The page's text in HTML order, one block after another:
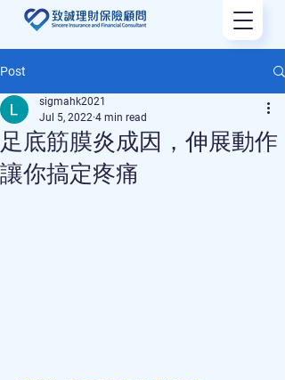
Post
足底筋膜炎成因，伸展動作
讓你搞定疼痛
sigmahk2021
Jul 5, 2022 4 min read